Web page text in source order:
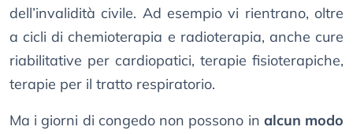
dell’invalidità civile. Ad esempio vi rientrano, oltre
a cicli di chemioterapia e radioterapia, anche cure
riabilitative per cardiopatici, terapie fisioterapiche,
terapie per il tratto respiratorio.
Ma i giorni di congedo non possono in alcun modo